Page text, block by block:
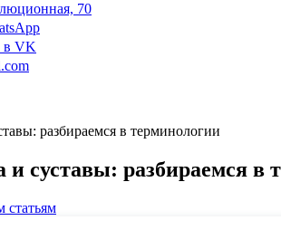
70
в VK
разбираемся в терминологии
и суставы: разбираемся в
статьям